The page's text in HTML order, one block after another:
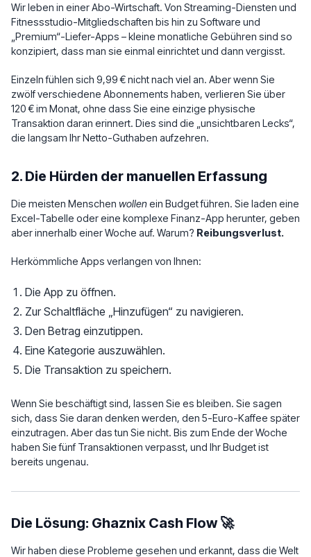
Wir leben in einer Abo-Wirtschaft. Von Streaming-Diensten und
Fitnessstudio-Mitgliedschaften bis hin zu Software und
„Premium“-Liefer-Apps – kleine monatliche Gebühren sind so
konzipiert, dass man sie einmal einrichtet und dann vergisst.
Einzeln fühlen sich 9,99 € nicht nach viel an. Aber wenn Sie
zwölf verschiedene Abonnements haben, verlieren Sie über
120 € im Monat, ohne dass Sie eine einzige physische
Transaktion daran erinnert. Dies sind die „unsichtbaren Lecks“,
die langsam Ihr Netto-Guthaben aufzehren.
2. Die Hürden der manuellen Erfassung
Die meisten Menschen wollenein Budget führen. Sie laden eine
Excel-Tabelle oder eine komplexe Finanz-App herunter, geben
aber innerhalb einer Woche auf. Warum? Reibungsverlust.
Herkömmliche Apps verlangen von Ihnen:
Die App zu öffnen.
Zur Schaltfläche „Hinzufügen“ zu navigieren.
Den Betrag einzutippen.
Eine Kategorie auszuwählen.
Die Transaktion zu speichern.
Wenn Sie beschäftigt sind, lassen Sie es bleiben. Sie sagen
sich, dass Sie daran denken werden, den 5-Euro-Kaffee später
einzutragen. Aber das tun Sie nicht. Bis zum Ende der Woche
haben Sie fünf Transaktionen verpasst, und Ihr Budget ist
bereits ungenau.
Die Lösung: Ghaznix Cash Flow 🚀
Wir haben diese Probleme gesehen und erkannt, dass die Welt